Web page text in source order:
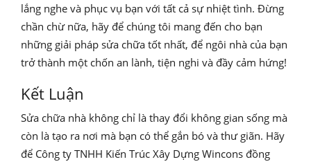
lắng nghe và phục vụ bạn với tất cả sự nhiệt tình. Đừng
chần chừ nữa, hãy để chúng tôi mang đến cho bạn
những giải pháp sửa chữa tốt nhất, để ngôi nhà của bạn
trở thành một chốn an lành, tiện nghi và đầy cảm hứng!
Kết Luận
Sửa chữa nhà không chỉ là thay đổi không gian sống mà
còn là tạo ra nơi mà bạn có thể gắn bó và thư giãn. Hãy
để Công ty TNHH Kiến Trúc Xây Dựng Wincons đồng